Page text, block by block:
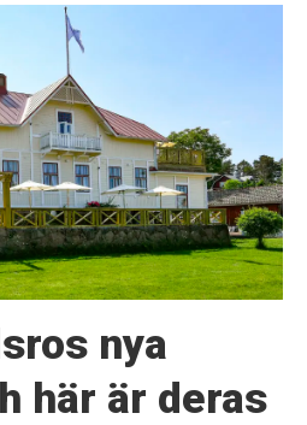
nya
här är deras